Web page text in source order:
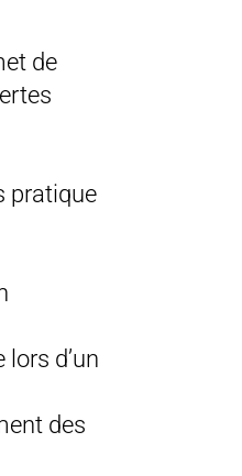
de
pratique
d’un
des